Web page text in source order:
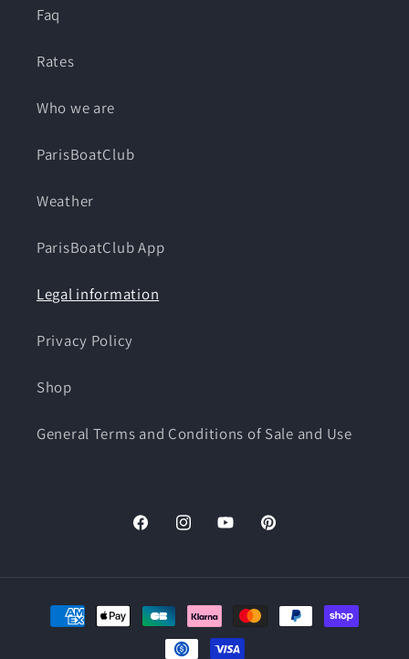
Faq
Rates
Who we are
ParisBoatClub
Weather
ParisBoatClub App
Legal information
Privacy Policy
Shop
General Terms and Conditions of Sale and Use
FacebookInstagramYouTubePinterest
Means
of